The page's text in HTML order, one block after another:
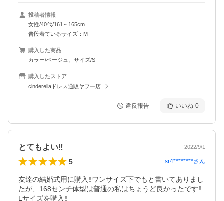
投稿者情報
女性/40代/161～165cm
普段着ているサイズ：M
購入した商品
カラー/ベージュ、サイズ/S
購入したストア
cinderellaドレス通販ヤフー店
違反報告 いいね 0
とてもよい‼︎ 2022/9/1
5 sr4********さん
友達の結婚式用に購入‼︎ワンサイズ下でもと書いてありまし
たが、168センチ体型は普通の私はちょうど良かったです‼︎
Lサイズを購入‼︎